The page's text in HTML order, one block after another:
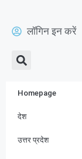
लॉगिन इन करें
Homepage
देश
उत्तर प्रदेश